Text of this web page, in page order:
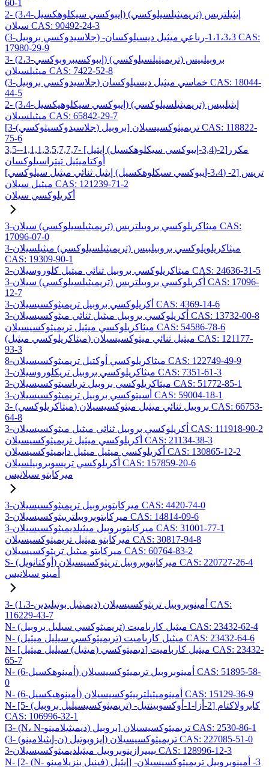
60-1
2- (3،4-إيبوكسي سيكلوهكسيل) إيثيلتريس (تريميثيلسيلوكسي)
سيلان CAS: 90492-24-3
(3-جلاسيدوكسي بروبيل) -1،1،3،3-رباعي ميثيل ديسيلوكسان CAS:
17980-29-9
3- (2،3-إيبوكسيبروبوكسي) بروبيلبيس (تريميثيلسيلوكسي)
ميثيلسيلان CAS: 7422-52-8
(3-جلاسيدوكسي بروبيل) خماسي ميثيل ديسيلوكسان CAS: 18044-
44-5
2- (3،4-إيبوكسي سيكلوهيكسيل) إيثيلبيس (تريميثيلسيلوكسي)
ميثيلسيلان CAS: 65842-29-7
[3-(جلاسيدوكسيثوكسي) بروبيل] تريميثوكسيسيلان CAS: 118822-
75-6
3,5-مكرر[2-(3,4-إيبوكسي سيكلوهكسيل) إيثيل] -1,1,1,3,5,7,7,7-
أوكتاميثيل تيتراسيلوكسان
تريس [2- (3،4-إيبوكسي سيكلوهكسيل) إيثيل ثنائي ميثيل سيلوكسي]
ميثيل سيلان CAS: 121239-71-2
أكريلوكسي سيلان
3-ميثاكريلوكسي بروبيلتريس (تريميثيلسيلوكسي) سيلان CAS:
17096-07-0
3-ميثاكريلويلوكسي بروبيلبيس (تريميثيلسيلوكسي) ميثيلسيلان
CAS: 19309-90-1
3-ميثاكريلوكسي بروبيل ثنائي ميثيل كلوروسيلان CAS: 24636-31-5
3-أكريلوكسي بروبيلتريس (تريميثيلسيلوكسي) سيلان CAS: 17096-
12-7
3-أكريلوكسي بروبيل تريميثوكسيسيلان CAS: 4369-14-6
3-أكريلوكسي بروبيل ميثيل ثنائي ميثوكسيسيلان CAS: 13732-00-8
ميثاكريلوكسي ميثيل تريميثوكسيسيلان CAS: 54586-78-6
(ميثاكريلوكسي ميثيل) ميثيل ثنائي ميثوكسيسيلان CAS: 121177-
93-3
8-ميثاكريلوكسي أوكتيل تريميثوكسيسيلان CAS: 122749-49-9
3-ميثاكريلوكسي بروبيل تريكلوروسيلان CAS: 7351-61-3
3-ميثاكريلوكسي بروبيل ترياسيتوكسيسيلان CAS: 51772-85-1
3-أسيتوكسي بروبيل تريميثوكسيسيلان CAS: 59004-18-1
3- (ميثاكريلوكسي) بروبيل ثنائي ميثيل ميثوكسيسيلان CAS: 66753-
64-8
3-أكريلوكسي بروبيل ثنائي ميثيل ميثوكسيسيلان CAS: 111918-90-2
أكريلوكسي ميثيل تريميثوكسيسيلان CAS: 21134-38-3
أكريلوكسي ميثيل ميثيل دايميثوكسيسيلان CAS: 130865-12-2
أكريلوكسي تريسوبروبيلسيلان CAS: 157859-20-6
ميركابتو سيلانيس
3-ميركابتوبروبيل تريميثوكسيسيلان CAS: 4420-74-0
3-ميركابتوبروبيلترييثوكسيسيلان CAS: 14814-09-6
3-ميركابتوبروبيل ميثيلديميثوكسيسيلان CAS: 31001-77-1
ميركابتو ميثيل تريميثوكسيسيلان CAS: 30817-94-8
ميركابتو ميثيل تريثوكسيسيلان CAS: 60764-83-2
S- (أوكتانويل) ميركابتوبروبيل تريثوكسيسيلان CAS: 220727-26-4
أمينو سيلانيس
3- (1،3-ديميثيل بوتيليدين) أمينوبروبيل تريثوكسيسيلان CAS:
116229-43-7
N- (تريميثوكسي سيليل بروبيل) ميثيل كارباميت CAS: 23432-62-4
N- (تريميثوكسي سيليل ميثيل) ميثيل كارباميت CAS: 23432-64-6
N- [ديميثوكسي (ميثيل) سيليل ميثيل] ميثيل كارباميت CAS: 23432-
65-7
N- (6-أمينوهكسيل) أمينوبروبيل تريميثوكسيسيلان CAS: 51895-58-
0
N- (6-أمينوهيكسيل) أمينوميثيلترييثوكسيسيلان CAS: 15129-36-9
N- [5- (تريميثوكسيسيليل بروبيل) -2-أزا-1-أوكسوبينتيل] كابرولاكتام
CAS: 106996-32-1
[3- (N، N-ديميثيلامينو) بروبيل] تريميثوكسيسيلان CAS: 2530-86-1
(3- (ن-إيثيلامينو) إيزوبوتيل) تريميثوكسيسيلان CAS: 227085-51-0
3-بيبيرازينوبروبيل ميثيلديميثوكسيسيلان CAS: 128996-12-3
N- [2- (N- فينيل بنزيلامينو) إيثيل] -3- أمينوبروبيل تريميثوكسيسيلان